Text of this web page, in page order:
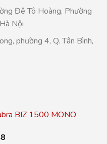
Đê Tô Hoàng, Phường
Nội
phường 4, Q. Tân Bình,
BIZ 1500 MONO